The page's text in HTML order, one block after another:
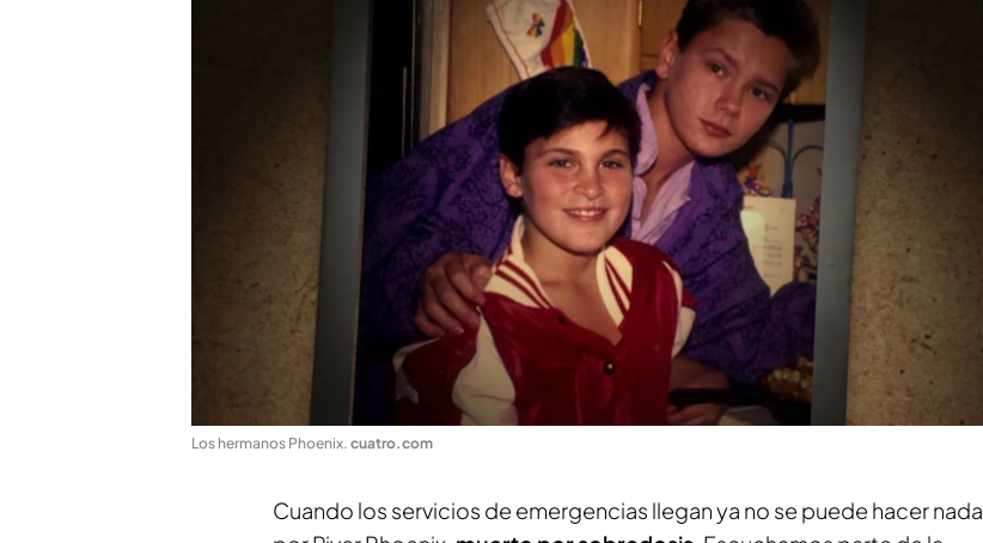
Los hermanos Phoenix. cuatro.com
Cuando los servicios de emergencias llegan ya no se puede hacer nada